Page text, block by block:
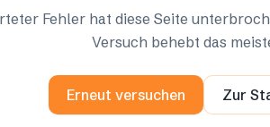
Fehler hat diese Seite
Versuch behebt das
Erneut versuchen Zur